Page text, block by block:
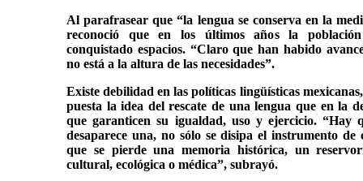
Al parafrasear que “la lengua se conserva en la
reconoció que en los últimos años la
conquistado espacios. “Claro que han habido
no está a la altura de las necesidades”.
Existe debilidad en las políticas lingüísticas
puesta la idea del rescate de una lengua que en la
que garanticen su igualdad, uso y ejercicio. “Hay
desaparece una, no sólo se disipa el instrumento de
que se pierde una memoria histórica, un
cultural, ecológica o médica”, subrayó.